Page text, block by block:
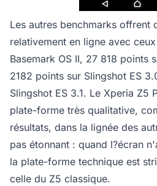
Les autres benchmarks offrent
relativement en ligne avec
Basemark OS II, 27 818 points
2182 points sur Slingshot ES
Slingshot ES 3.1. Le Xperia Z5
plate-forme très qualitative,
résultats, dans la lignée des
pas étonnant : quand l?écran
la plate-forme technique est
celle du Z5 classique.